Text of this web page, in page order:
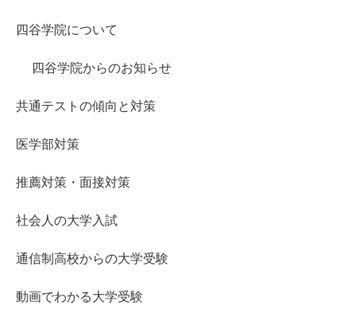
四谷学院について
四谷学院からのお知らせ
共通テストの傾向と対策
医学部対策
推薦対策・面接対策
社会人の大学入試
通信制高校からの大学受験
動画でわかる大学受験